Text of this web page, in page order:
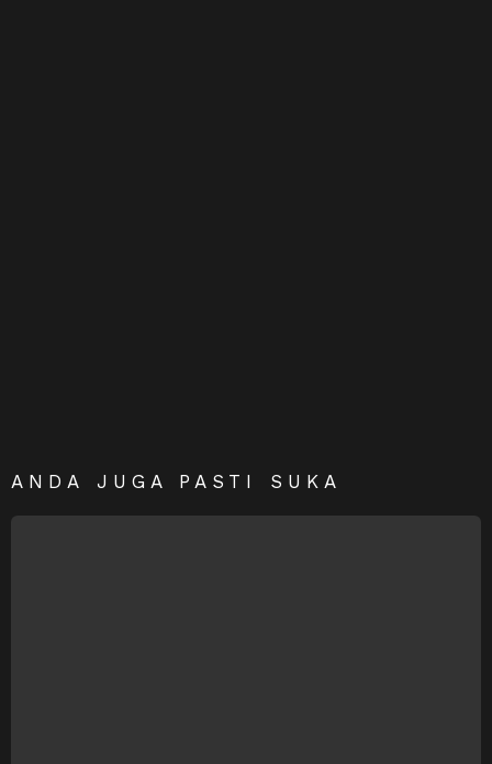
ANDA JUGA PASTI SUKA